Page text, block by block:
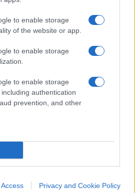
to enable storage
of the website or app.
to enable storage
to enable storage
authentication
prevention, and other
Privacy and Cookie Policy
sistema corporativista
un’ideologia ancor più
nuovo/vecchio Partito
A cui va benissimo
il Regno Unito nell’unione
aggiungerne una ancor più
Ma poi ci sono anche
realmente. Ed è il caso di
“Singapore sul Tamigi”.
dello scontro: liberalismo